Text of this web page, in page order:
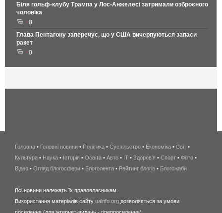
Біля гольф-клубу Трампа у Лос-Анжелесі затримали озброєного
чоловіка
0
Глава Пентагону заперечує, що у США вичерпуються запаси
ракет
0
беспроводной
интернет
киев
wimax
Головна • Головні новини • Політика • Суспільство • Економіка • Світ •
Культура • Наука • Історія • Освіта • Авто • IT • Здоров'я • Спорт • Фото •
Відео • Огляд блогосфери • Блоголента • Рейтинг блогів • Блогожаби
Всі новини належать їх правовласникам.
Використання матеріалів сайту uainfo.org дозволяється за умови